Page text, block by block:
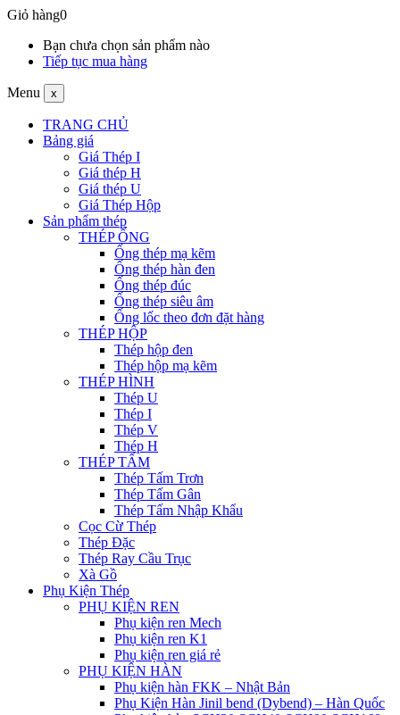
Giỏ hàng0
Bạn chưa chọn sản phẩm nào
Tiếp tục mua hàng
Menu x
TRANG CHỦ
Bảng giá
Giá Thép I
Giá thép H
Giá thép U
Giá Thép Hộp
Sản phẩm thép
THÉP ỐNG
Ống thép mạ kẽm
Ống thép hàn đen
Ống thép đúc
Ống thép siêu âm
Ống lốc theo đơn đặt hàng
THÉP HỘP
Thép hộp đen
Thép hộp mạ kẽm
THÉP HÌNH
Thép U
Thép I
Thép V
Thép H
THÉP TẤM
Thép Tấm Trơn
Thép Tấm Gân
Thép Tấm Nhập Khẩu
Cọc Cừ Thép
Thép Đặc
Thép Ray Cầu Trục
Xà Gồ
Phụ Kiện Thép
PHỤ KIỆN REN
Phụ kiện ren Mech
Phụ kiện ren K1
Phụ kiện ren giá rẻ
PHỤ KIỆN HÀN
Phụ kiện hàn FKK – Nhật Bản
Phụ Kiện Hàn Jinil bend (Dybend) – Hàn Quốc